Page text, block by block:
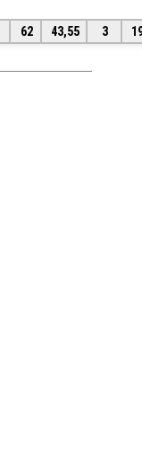
62 43,55 3